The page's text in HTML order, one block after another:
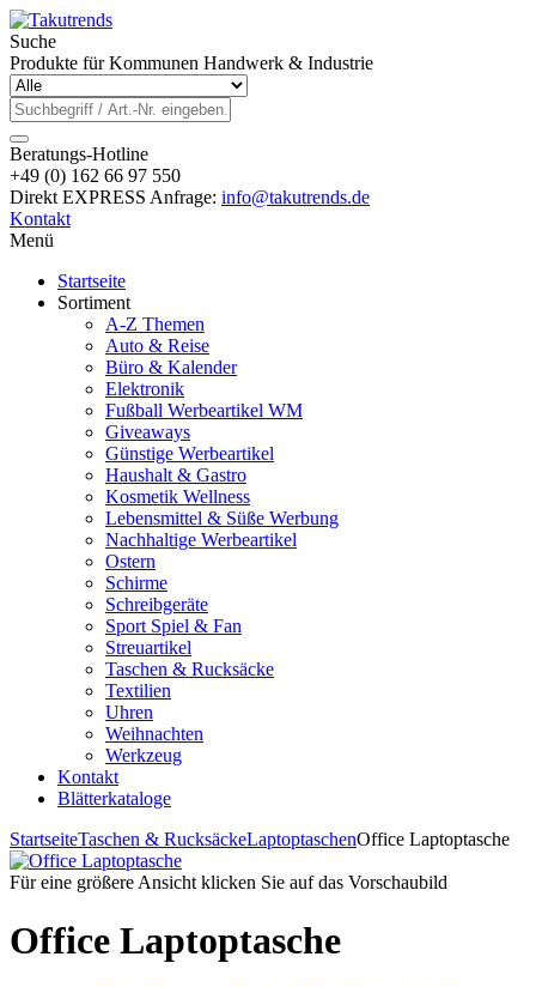
Suche
Produkte für Kommunen Handwerk & Industrie
Beratungs-Hotline
+49 (0) 162 66 97 550
Direkt EXPRESS Anfrage: info@takutrends.de
Kontakt
Menü
Startseite
Sortiment
A-Z Themen
Auto & Reise
Büro & Kalender
Elektronik
Fußball Werbeartikel WM
Giveaways
Günstige Werbeartikel
Haushalt & Gastro
Kosmetik Wellness
Lebensmittel & Süße Werbung
Nachhaltige Werbeartikel
Ostern
Schirme
Schreibgeräte
Sport Spiel & Fan
Streuartikel
Taschen & Rucksäcke
Textilien
Uhren
Weihnachten
Werkzeug
Kontakt
Blätterkataloge
StartseiteTaschen & RucksäckeLaptoptaschenOffice Laptoptasche
Für eine größere Ansicht klicken Sie auf das Vorschaubild
Office Laptoptasche